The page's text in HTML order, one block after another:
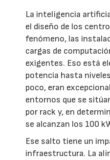
La inteligencia
el diseño de los
fenómeno, las
cargas de
exigentes. Eso está
potencia hasta
poco, eran
entornos que se
por rack y, en
se alcanzan los 100
Ese salto tiene un
infraestructura. La